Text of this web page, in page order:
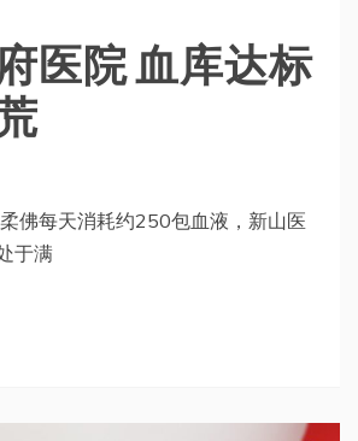
医院 血库达标
柔佛每天消耗约250包血液，新山医
于满